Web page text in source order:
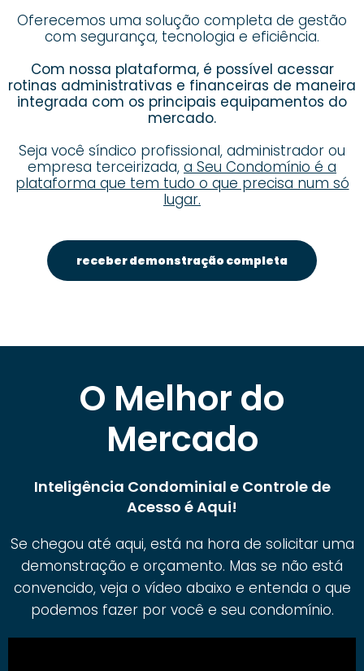
Oferecemos uma solução completa de gestão
com segurança, tecnologia e eficiência.
Com nossa plataforma, é possível acessar
rotinas administrativas e financeiras de maneira
integrada com os principais equipamentos do
mercado.
Seja você síndico profissional, administrador ou
empresa terceirizada, a Seu Condomínio é a
plataforma que tem tudo o que precisa num só
lugar.
receber demonstração completa
O Melhor do
Mercado
Inteligência Condominial e Controle de
Acesso é Aqui!
Se chegou até aqui, está na hora de solicitar uma
demonstração e orçamento. Mas se não está
convencido, veja o vídeo abaixo e entenda o que
podemos fazer por você e seu condomínio.